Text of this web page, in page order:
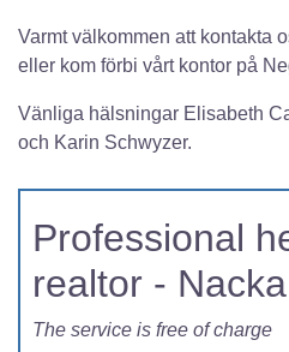
Varmt välkommen att kontakta
eller kom förbi vårt kontor på
Vänliga hälsningar Elisabeth
och Karin Schwyzer.
Professional
realtor - Nacka
The service is free of charge